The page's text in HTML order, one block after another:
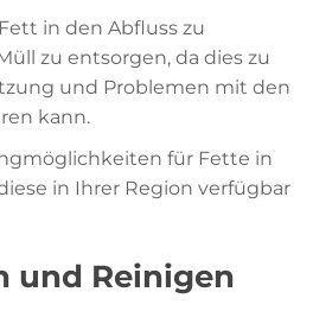
in den Abfluss zu
zu entsorgen, da dies zu
und Problemen mit den
kann.
für Fette in
in Ihrer Region verfügbar
und Reinigen